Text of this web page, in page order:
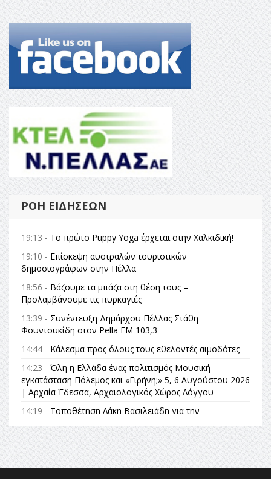
ΡΟΉ ΕΙΔΉΣΕΩΝ
19:13 - Το πρώτο Puppy Yoga έρχεται στην Χαλκιδική!
19:10 - Επίσκεψη αυστραλών τουριστικών
δημοσιογράφων στην Πέλλα
18:56 - Βάζουμε τα μπάζα στη θέση τους –
Προλαμβάνουμε τις πυρκαγιές
13:39 - Συνέντευξη Δημάρχου Πέλλας Στάθη
Φουντουκίδη στον Pella FM 103,3
14:44 - Κάλεσμα προς όλους τους εθελοντές αιμοδότες
14:23 - Όλη η Ελλάδα ένας πολιτισμός Μουσική
εγκατάσταση Πόλεμος και «Ειρήνη;» 5, 6 Αυγούστου 2026
| Αρχαία Έδεσσα, Αρχαιολογικός Χώρος Λόγγου
14:19 - Τοποθέτηση Λάκη Βασιλειάδη για την
Αναθεώρηση του Συντάγματος: «Σε τέτοιες κορυφαίες
θεσμικές διαδικασίες υπάρχει μόνο η ευθύνη απέναντι
στις επόμενες γενιές»
16:35 -Το πρόγραμμα του ΠΑΟΚ στον δεύτερο γύρο του